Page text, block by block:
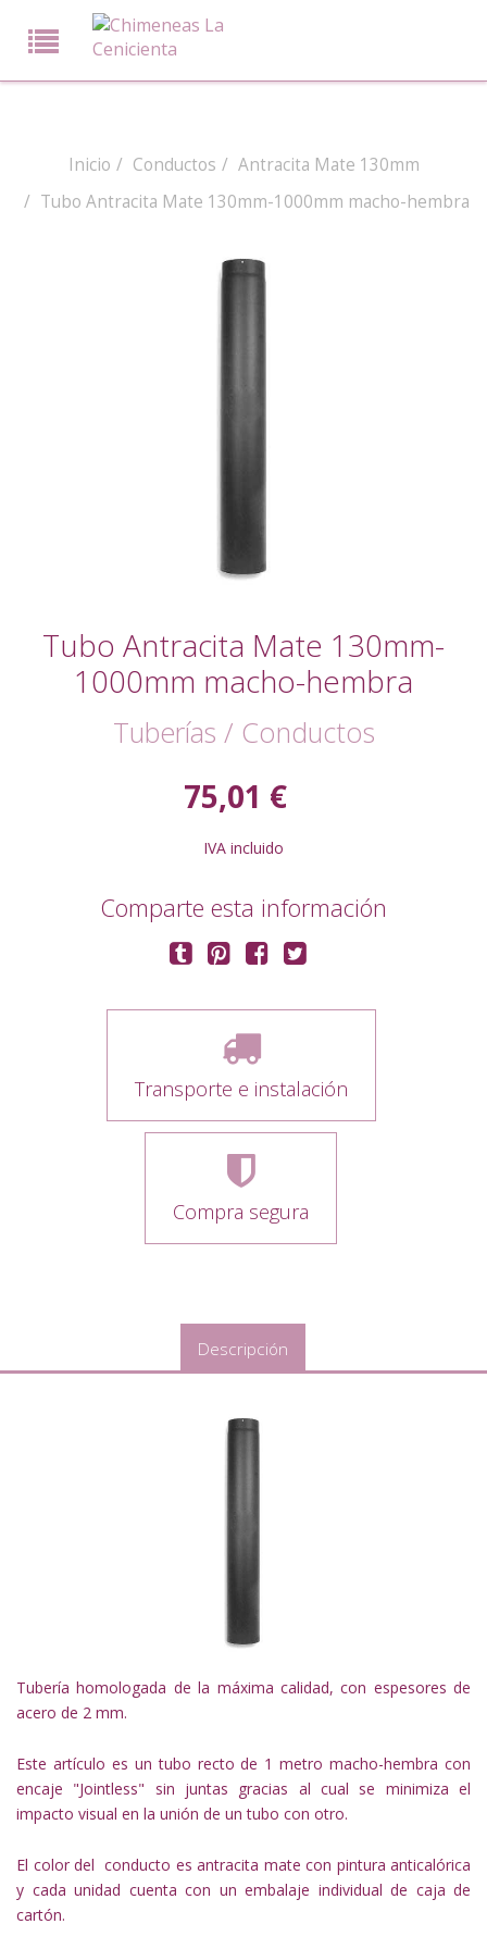
Inicio Conductos
Antracita Mate 130mm
Tubo Antracita Mate 130mm-1000mm macho-hembra
Tubo Antracita Mate 130mm-
1000mm macho-hembra
Tuberías / Conductos
75,01 €
IVA incluido
Comparte esta información
Transporte e instalación
Compra segura
Descripción
Tubería homologada de la máxima calidad, con espesores de
acero de 2 mm.
Este artículo es un tubo recto de 1 metro macho-hembra con
encaje "Jointless" sin juntas gracias al cual se minimiza el
impacto visual en la unión de un tubo con otro.
El color del conducto es antracita mate con pintura anticalórica
y cada unidad cuenta con un embalaje individual de caja de
cartón.